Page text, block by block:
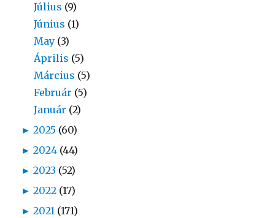
Július (9)
Június (1)
May (3)
Április (5)
Március (5)
Február (5)
Január (2)
► 2025 (60)
► 2024 (44)
► 2023 (52)
► 2022 (17)
► 2021 (171)